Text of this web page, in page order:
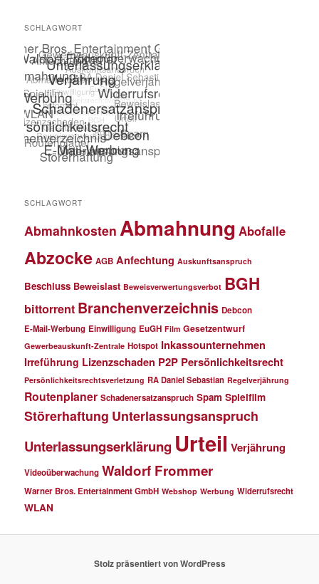
SCHLAGWORT
SCHLAGWORT
Abmahnkosten Abmahnung Abofalle
Abzocke AGB Anfechtung Auskunftsanspruch
Beschluss Beweislast Beweisverwertungsverbot BGH
bittorrent Branchenverzeichnis Debcon
E-Mail-Werbung Einwilligung EuGH Film Gesetzentwurf
Gewerbeauskunft-Zentrale Hotspot Inkassounternehmen
Irreführung Lizenzschaden P2P Persönlichkeitsrecht
Persönlichkeitsrechtsverletzung RA Daniel Sebastian Regelverjährung
Routenplaner Schadenersatzanspruch Spam Spielfilm
Störerhaftung Unterlassungsanspruch
Unterlassungserklärung Urteil Verjährung
Videoüberwachung Waldorf Frommer
Warner Bros. Entertainment GmbH Webshop Werbung Widerrufsrecht
WLAN
Stolz präsentiert von WordPress